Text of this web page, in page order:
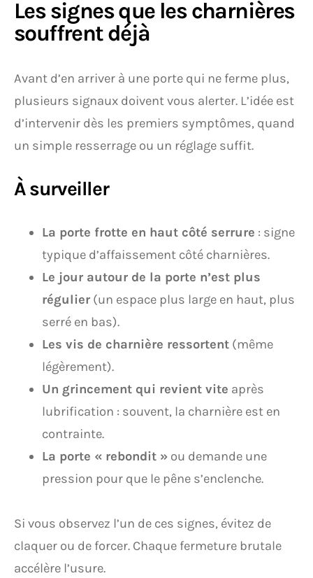
Les signes que les charnières
souffrent déjà
Avant d’en arriver à une porte qui ne ferme plus,
plusieurs signaux doivent vous alerter. L’idée est
d’intervenir dès les premiers symptômes, quand
un simple resserrage ou un réglage suffit.
À surveiller
La porte frotte en haut côté serrure : signe
typique d’affaissement côté charnières.
Le jour autour de la porte n’est plus
régulier (un espace plus large en haut, plus
serré en bas).
Les vis de charnière ressortent (même
légèrement).
Un grincement qui revient vite après
lubrification : souvent, la charnière est en
contrainte.
La porte « rebondit » ou demande une
pression pour que le pêne s’enclenche.
Si vous observez l’un de ces signes, évitez de
claquer ou de forcer. Chaque fermeture brutale
accélère l’usure.